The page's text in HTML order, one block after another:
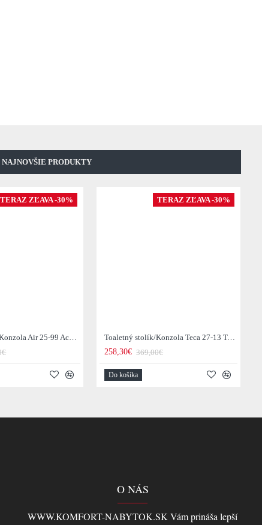
NAJNOVŠIE PRODUKTY
TERAZ ZĽAVA -30%
Toaletný stolík/Konzola Air 25-99 Acacia drevo
TERAZ ZĽAVA -30%
Toaletný stolík/Konzola Teca 27-13 Teak drevo
258,30€ 369,00€
Do košíka
O NÁS
WWW.KOMFORT-NABYTOK.SK Vám prináša lepší